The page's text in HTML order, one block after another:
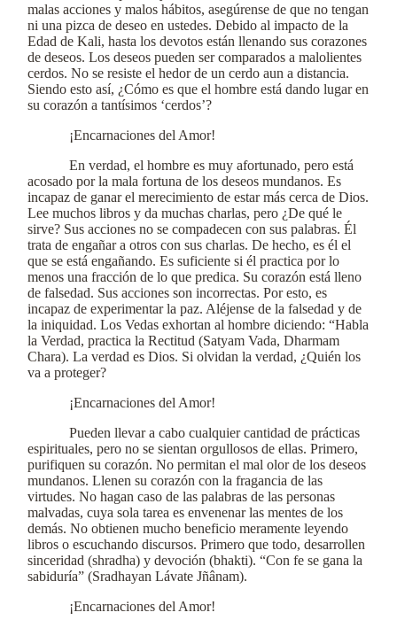
malas acciones y malos hábitos, asegúrense de que no tengan
ni una pizca de deseo en ustedes. Debido al impacto de la
Edad de Kali, hasta los devotos están llenando sus corazones
de deseos. Los deseos pueden ser comparados a malolientes
cerdos. No se resiste el hedor de un cerdo aun a distancia.
Siendo esto así, ¿Cómo es que el hombre está dando lugar en
su corazón a tantísimos ‘cerdos’?
¡Encarnaciones del Amor!
En verdad, el hombre es muy afortunado, pero está
acosado por la mala fortuna de los deseos mundanos. Es
incapaz de ganar el merecimiento de estar más cerca de Dios.
Lee muchos libros y da muchas charlas, pero ¿De qué le
sirve? Sus acciones no se compadecen con sus palabras. Él
trata de engañar a otros con sus charlas. De hecho, es él el
que se está engañando. Es suficiente si él practica por lo
menos una fracción de lo que predica. Su corazón está lleno
de falsedad. Sus acciones son incorrectas. Por esto, es
incapaz de experimentar la paz. Aléjense de la falsedad y de
la iniquidad. Los Vedas exhortan al hombre diciendo: “Habla
la Verdad, practica la Rectitud (Satyam Vada, Dharmam
Chara). La verdad es Dios. Si olvidan la verdad, ¿Quién los
va a proteger?
¡Encarnaciones del Amor!
Pueden llevar a cabo cualquier cantidad de prácticas
espirituales, pero no se sientan orgullosos de ellas. Primero,
purifiquen su corazón. No permitan el mal olor de los deseos
mundanos. Llenen su corazón con la fragancia de las
virtudes. No hagan caso de las palabras de las personas
malvadas, cuya sola tarea es envenenar las mentes de los
demás. No obtienen mucho beneficio meramente leyendo
libros o escuchando discursos. Primero que todo, desarrollen
sinceridad (shradha) y devoción (bhakti). “Con fe se gana la
sabiduría” (Sradhayan Lávate Jñânam).
¡Encarnaciones del Amor!